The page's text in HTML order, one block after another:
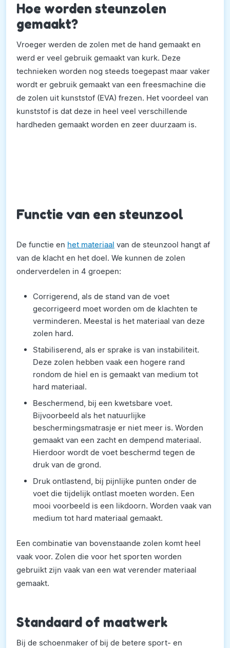
Hoe worden steunzolen
gemaakt?
Vroeger werden de zolen met de hand gemaakt en
werd er veel gebruik gemaakt van kurk. Deze
technieken worden nog steeds toegepast maar vaker
wordt er gebruik gemaakt van een freesmachine die
de zolen uit kunststof (EVA) frezen. Het voordeel van
kunststof is dat deze in heel veel verschillende
hardheden gemaakt worden en zeer duurzaam is.
Functie van een steunzool
De functie en het materiaal van de steunzool hangt af
van de klacht en het doel. We kunnen de zolen
onderverdelen in 4 groepen:
Corrigerend, als de stand van de voet
gecorrigeerd moet worden om de klachten te
verminderen. Meestal is het materiaal van deze
zolen hard.
Stabiliserend, als er sprake is van instabiliteit.
Deze zolen hebben vaak een hogere rand
rondom de hiel en is gemaakt van medium tot
hard materiaal.
Beschermend, bij een kwetsbare voet.
Bijvoorbeeld als het natuurlijke
beschermingsmatrasje er niet meer is. Worden
gemaakt van een zacht en dempend materiaal.
Hierdoor wordt de voet beschermd tegen de
druk van de grond.
Druk ontlastend, bij pijnlijke punten onder de
voet die tijdelijk ontlast moeten worden. Een
mooi voorbeeld is een likdoorn. Worden vaak van
medium tot hard materiaal gemaakt.
Een combinatie van bovenstaande zolen komt heel
vaak voor. Zolen die voor het sporten worden
gebruikt zijn vaak van een wat verender materiaal
gemaakt.
Standaard of maatwerk
Bij de schoenmaker of bij de betere sport- en